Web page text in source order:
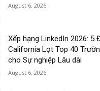
August 6, 2026
Xếp hạng LinkedIn 2026: 5
California Lọt Top 40
cho Sự nghiệp Lâu dài
August 6, 2026